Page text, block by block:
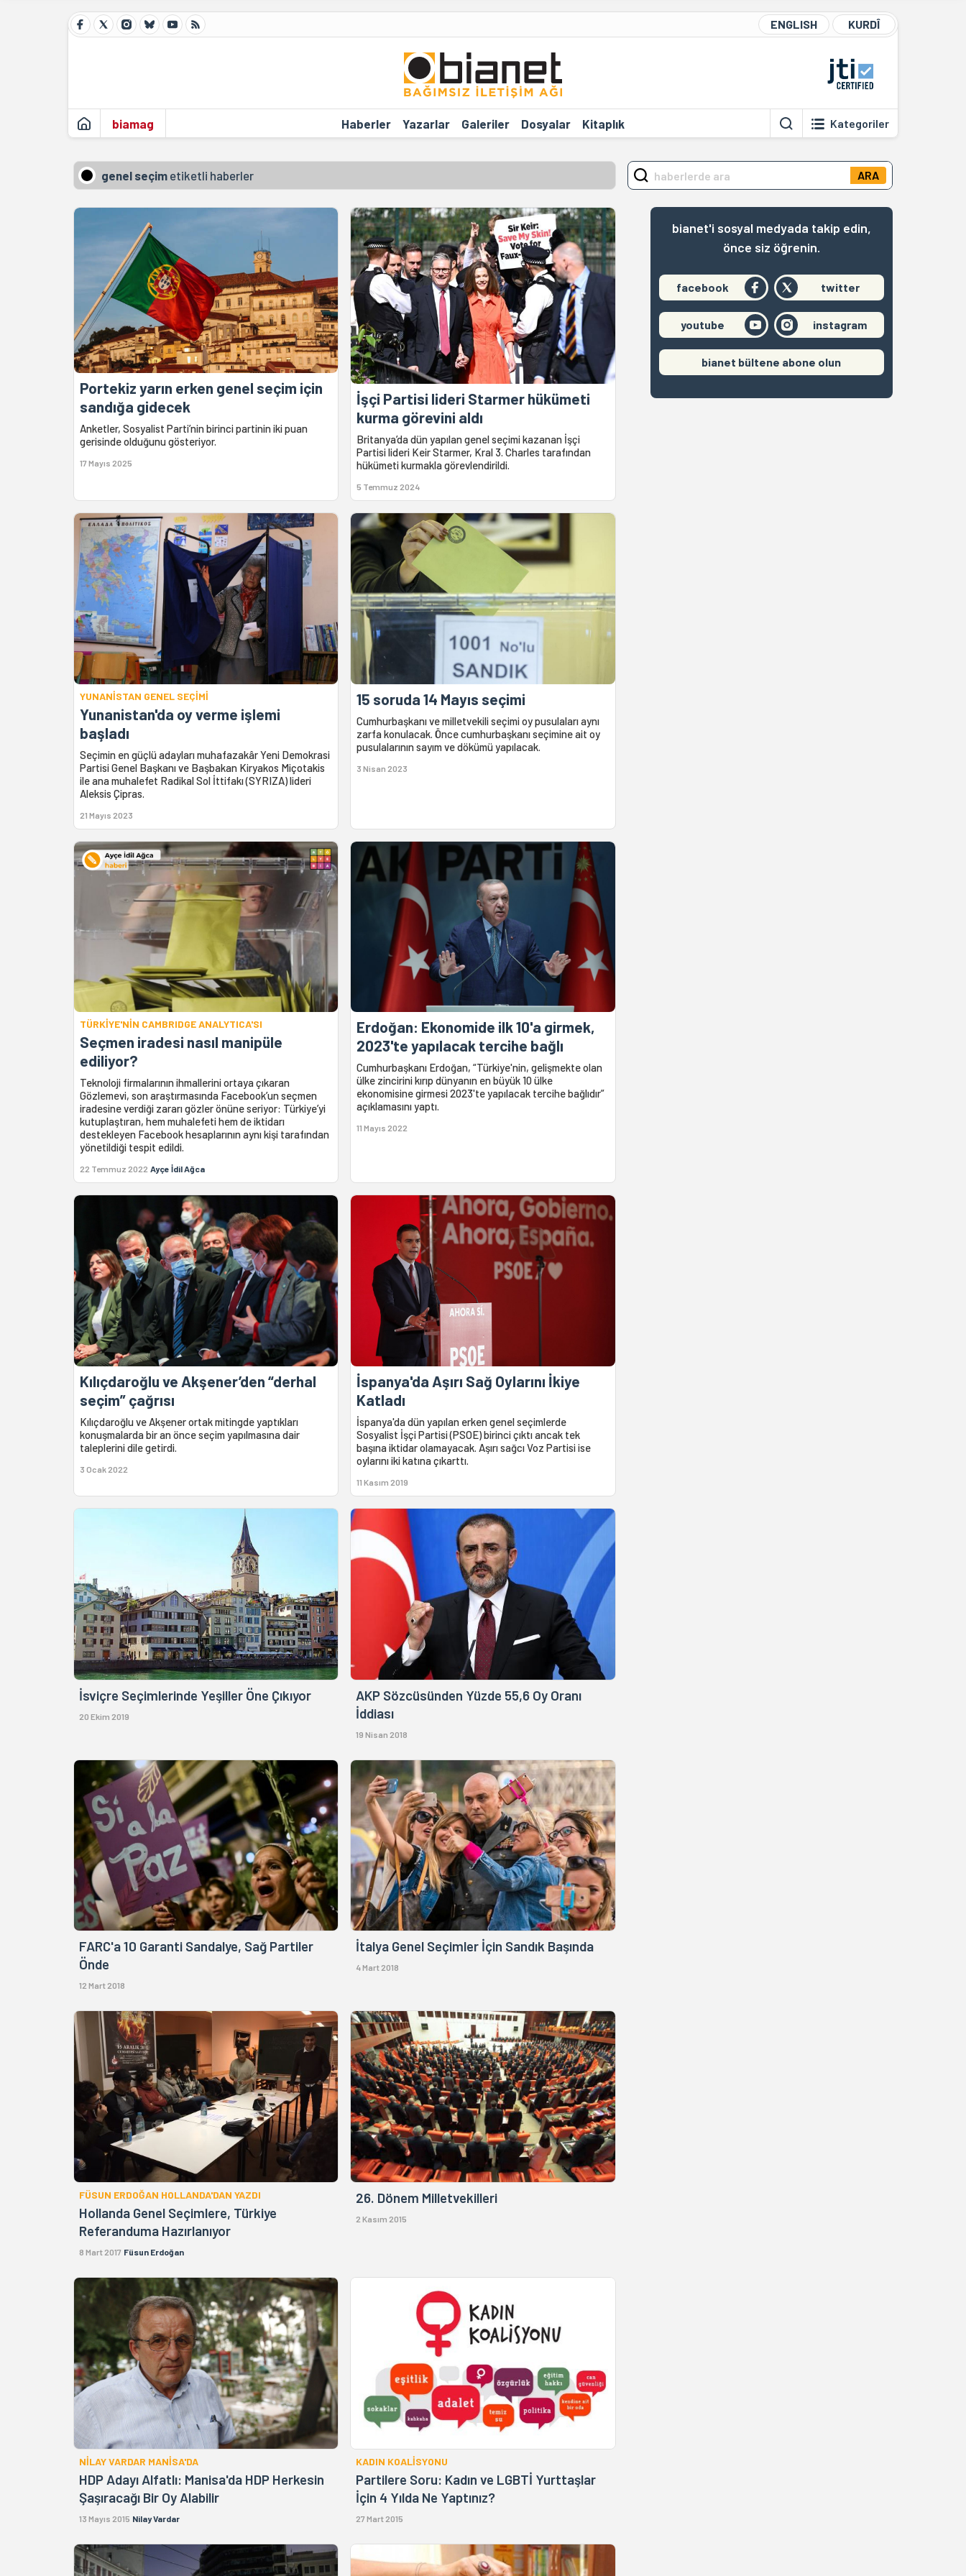
ENGLISH KURDÎ
biamag Haberler Yazarlar Galeriler Dosyalar Kitaplık Kategoriler
genel seçim etiketli haberler
Portekiz yarın erken genel seçim için
sandığa gidecek
Anketler, Sosyalist Parti’nin birinci partinin iki puan
gerisinde olduğunu gösteriyor.
17 Mayıs 2025
İşçi Partisi lideri Starmer hükümeti
kurma görevini aldı
Britanya’da dün yapılan genel seçimi kazanan İşçi
Partisi lideri Keir Starmer, Kral 3. Charles tarafından
hükümeti kurmakla görevlendirildi.
5 Temmuz 2024
YUNANİSTAN GENEL SEÇİMİ
Yunanistan'da oy verme işlemi
başladı
Seçimin en güçlü adayları muhafazakâr Yeni Demokrasi
Partisi Genel Başkanı ve Başbakan Kiryakos Miçotakis
ile ana muhalefet Radikal Sol İttifakı (SYRIZA) lideri
Aleksis Çipras.
21 Mayıs 2023
15 soruda 14 Mayıs seçimi
Cumhurbaşkanı ve milletvekili seçimi oy pusulaları aynı
zarfa konulacak. Önce cumhurbaşkanı seçimine ait oy
pusulalarının sayım ve dökümü yapılacak.
3 Nisan 2023
TÜRKİYE'NİN CAMBRIDGE ANALYTICA'SI
Seçmen iradesi nasıl manipüle
ediliyor?
Teknoloji firmalarının ihmallerini ortaya çıkaran
Gözlemevi, son araştırmasında Facebook’un seçmen
iradesine verdiği zararı gözler önüne seriyor: Türkiye’yi
kutuplaştıran, hem muhalefeti hem de iktidarı
destekleyen Facebook hesaplarının aynı kişi tarafından
yönetildiği tespit edildi.
22 Temmuz 2022 Ayçe İdil Ağca
Erdoğan: Ekonomide ilk 10'a girmek,
2023'te yapılacak tercihe bağlı
Cumhurbaşkanı Erdoğan, “Türkiye'nin, gelişmekte olan
ülke zincirini kırıp dünyanın en büyük 10 ülke
ekonomisine girmesi 2023'te yapılacak tercihe bağlıdır”
açıklamasını yaptı.
11 Mayıs 2022
Kılıçdaroğlu ve Akşener’den “derhal
seçim” çağrısı
Kılıçdaroğlu ve Akşener ortak mitingde yaptıkları
konuşmalarda bir an önce seçim yapılmasına dair
taleplerini dile getirdi.
3 Ocak 2022
İspanya'da Aşırı Sağ Oylarını İkiye
Katladı
İspanya'da dün yapılan erken genel seçimlerde
Sosyalist İşçi Partisi (PSOE) birinci çıktı ancak tek
başına iktidar olamayacak. Aşırı sağcı Voz Partisi ise
oylarını iki katına çıkarttı.
11 Kasım 2019
İsviçre Seçimlerinde Yeşiller Öne Çıkıyor
20 Ekim 2019
AKP Sözcüsünden Yüzde 55,6 Oy Oranı
İddiası
19 Nisan 2018
FARC'a 10 Garanti Sandalye, Sağ Partiler
Önde
12 Mart 2018
İtalya Genel Seçimler İçin Sandık Başında
4 Mart 2018
FÜSUN ERDOĞAN HOLLANDA'DAN YAZDI
Hollanda Genel Seçimlere, Türkiye
Referanduma Hazırlanıyor
8 Mart 2017 Füsun Erdoğan
26. Dönem Milletvekilleri
2 Kasım 2015
NİLAY VARDAR MANİSA'DA
HDP Adayı Alfatlı: Manisa'da HDP Herkesin
Şaşıracağı Bir Oy Alabilir
13 Mayıs 2015 Nilay Vardar
KADIN KOALİSYONU
Partilere Soru: Kadın ve LGBTİ Yurttaşlar
İçin 4 Yılda Ne Yaptınız?
27 Mart 2015
ARA
bianet'i sosyal medyada takip edin,
önce siz öğrenin.
facebook twitter
youtube instagram
bianet bültene abone olun